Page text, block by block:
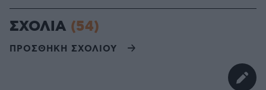
ΣΧΟΛΙΑ (54)
ΠΡΟΣΘΗΚΗ ΣΧΟΛΙΟΥ